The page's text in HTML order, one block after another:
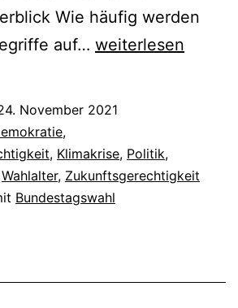
Wie häufig werden
auf… Wie
im
neuen
Koalitionsvertrag?
weiterlesen
November 2021
,
, Klimakrise, Politik,
Wahlalter, Zukunftsgerechtigkeit
Bundestagswahl